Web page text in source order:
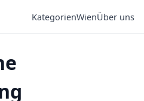
KategorienWienÜber uns